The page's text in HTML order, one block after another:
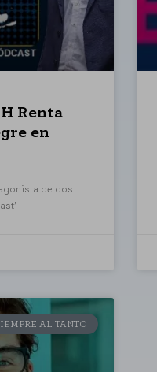
Renta
en
de dos
AL TANTO
DE COOKIES
necesarias